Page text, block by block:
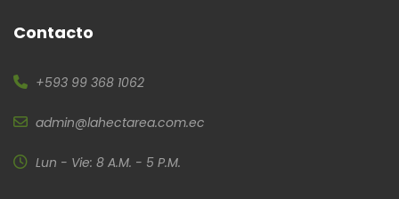
Contacto
+593 99 368 1062
admin@lahectarea.com.ec
Lun - Vie: 8 A.M. - 5 P.M.